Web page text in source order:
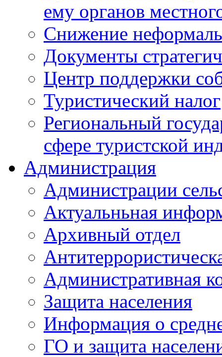
ему органов
Снижение
Документы
Центр поддержки
Туристический налог
Региональный
сфере туристской
Администрация
Администрации
Актуальньная
Архивный отдел
Административная
Защита населения
Информация о
ГО и защита